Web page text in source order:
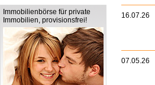
Immobilienbörse für private
Immobilien, provisionsfrei!
16.07.26
07.05.26